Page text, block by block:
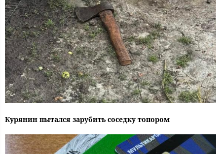
Курянин пытался зарубить соседку топором